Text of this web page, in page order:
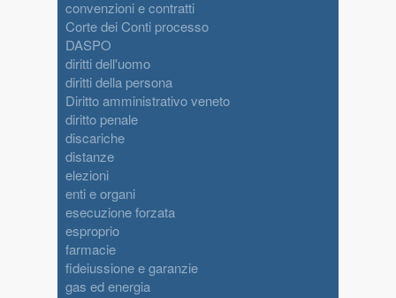
convenzioni e contratti
Corte dei Conti processo
DASPO
diritti dell'uomo
diritti della persona
Diritto amministrativo veneto
diritto penale
discariche
distanze
elezioni
enti e organi
esecuzione forzata
esproprio
farmacie
fideiussione e garanzie
gas ed energia